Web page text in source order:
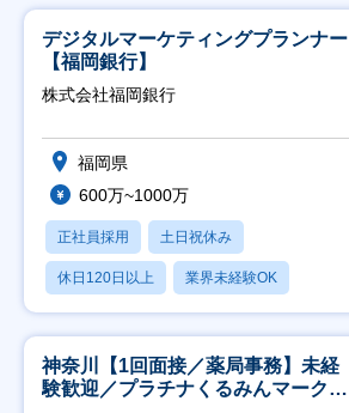
デジタルマーケティングプランナー
【福岡銀行】
株式会社福岡銀行
福岡県
600万~1000万
正社員採用 土日祝休み
休日120日以上 業界未経験OK
産休・育休あり
神奈川【1回面接／薬局事務】未経
験歓迎／プラチナくるみんマーク取